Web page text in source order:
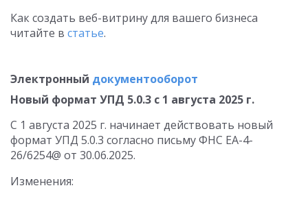
Как создать веб-витрину для вашего бизнеса
читайте в статье.
Электронный документооборот
Новый формат УПД 5.0.3 с 1 августа 2025 г.
С 1 августа 2025 г. начинает действовать новый
формат УПД 5.0.3 согласно письму ФНС ЕА-4-
26/6254@ от 30.06.2025.
Изменения: